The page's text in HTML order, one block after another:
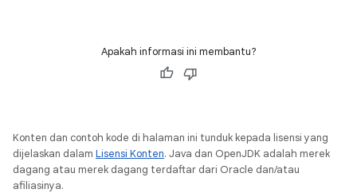
Apakah informasi ini membantu?
Konten dan contoh kode di halaman ini tunduk kepada lisensi yang
dijelaskan dalam Lisensi Konten. Java dan OpenJDK adalah merek
dagang atau merek dagang terdaftar dari Oracle dan/atau
afiliasinya.